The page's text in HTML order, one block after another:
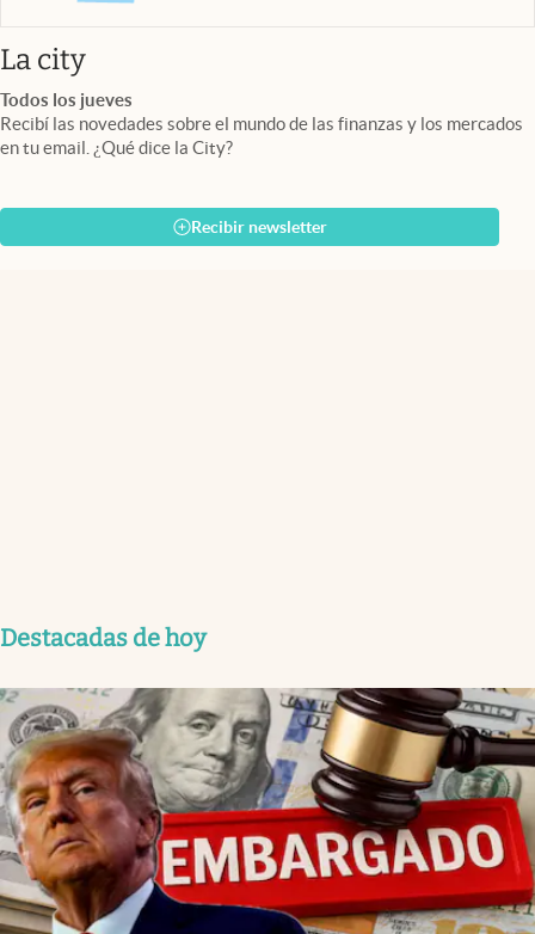
La cityabre en nueva pestaña
Todos los jueves
Recibí las novedades sobre el mundo de las finanzas y los mercados
en tu email. ¿Qué dice la City?
Recibir newsletter
Destacadas de hoy